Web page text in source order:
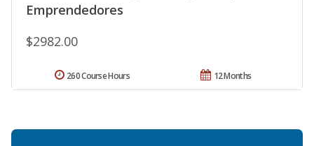
Emprendedores
$2982.00
12 Months
260 Course Hours